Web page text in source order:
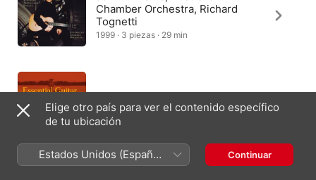
Chamber Orchestra, Richard
Tognetti
1999 · 3 piezas · 29 min
Ensemble Ottocento
2007 · 3 piezas · 31 min
Elige otro país para ver el contenido específico
de tu ubicación
Estados Unidos (Español
México)
Continuar